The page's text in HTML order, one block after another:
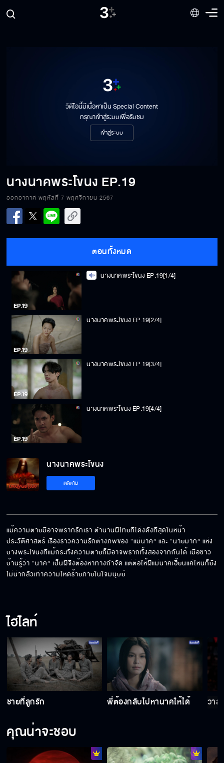
วิดีโอนี้มีเนื้อหาเป็น Special Content
กรุณาเข้าสู่ระบบเพื่อรับชม
เข้าสู่ระบบ
นางนาคพระโขนง EP.19
ออกอากาศ พฤหัสที่ 7 พฤศจิกายน 2567
ตอนทั้งหมด
นางนาคพระโขนง EP.19[1/4]
นางนาคพระโขนง EP.19[2/4]
นางนาคพระโขนง EP.19[3/4]
นางนาคพระโขนง EP.19[4/4]
นางนาคพระโขนง
ติดตาม
แม้ความตายมิอาจพรากรักเรา ตํานานผีไทยที่โด่งดังที่สุดในหน้า
ประวัติศาสตร์ เรื่องราวความรักต่างภพของ “แม่นาค” และ “นายมาก” แห่ง
บางพระโขนงที่แม้กระทั่งความตายก็มิอาจพรากทั้งสองจากกันได้ เมื่อชาว
บ้านรู้ว่า “นาค” เป็นผีจึงต้องหาทางกําจัด แต่ต่อให้ผีแม่นาคเฮี้ยนแค่ไหนก็ยัง
ไม่น่ากลัวเท่าความโหดร้ายภายในใจมนุษย์
ไฮไลท์
ชายที่ลูกรัก พี่ต้องกลับไปหานาคให้ได้ วาส
คุณน่าจะชอบ